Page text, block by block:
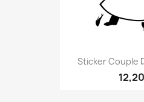
Sticker Couple